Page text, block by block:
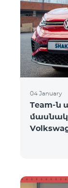
04 January
Team-ն